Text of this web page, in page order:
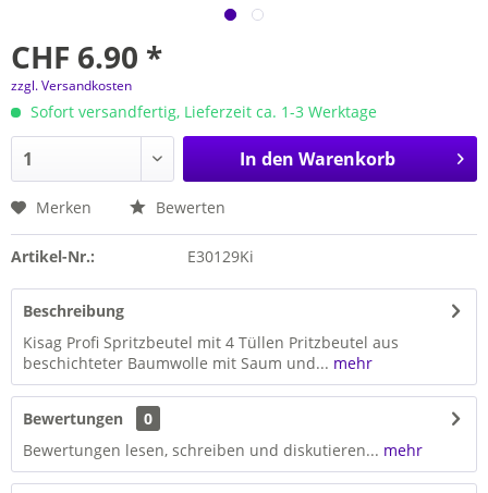
CHF 6.90 *
zzgl. Versandkosten
Sofort versandfertig, Lieferzeit ca. 1-3 Werktage
In den Warenkorb
Merken Bewerten
Artikel-Nr.: E30129Ki
Beschreibung
Kisag Profi Spritzbeutel mit 4 Tüllen Pritzbeutel aus
beschichteter Baumwolle mit Saum und... mehr
Bewertungen
0
Bewertungen lesen, schreiben und diskutieren... mehr